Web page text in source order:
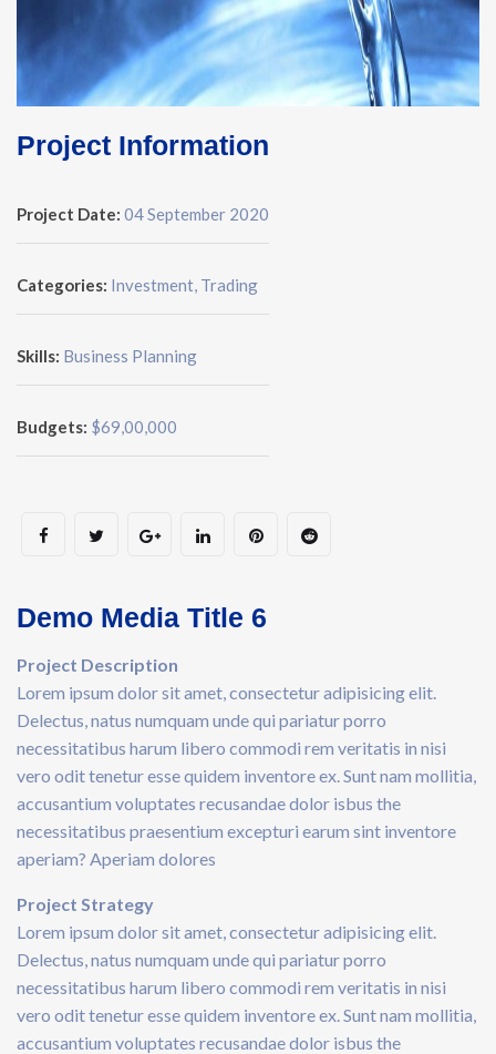
Project Information
Project Date: 04 September 2020
Categories: Investment, Trading
Skills: Business Planning
Budgets: $69,00,000
Demo Media Title 6
Project Description
Lorem ipsum dolor sit amet, consectetur adipisicing elit.
Delectus, natus numquam unde qui pariatur porro
necessitatibus harum libero commodi rem veritatis in nisi
vero odit tenetur esse quidem inventore ex. Sunt nam mollitia,
accusantium voluptates recusandae dolor isbus the
necessitatibus praesentium excepturi earum sint inventore
aperiam? Aperiam dolores
Project Strategy
Lorem ipsum dolor sit amet, consectetur adipisicing elit.
Delectus, natus numquam unde qui pariatur porro
necessitatibus harum libero commodi rem veritatis in nisi
vero odit tenetur esse quidem inventore ex. Sunt nam mollitia,
accusantium voluptates recusandae dolor isbus the